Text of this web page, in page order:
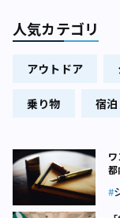
人気カテゴリ
アウトドア
乗り物 宿
都